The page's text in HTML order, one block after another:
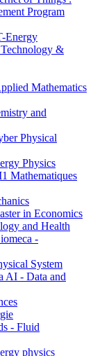
Program
Energy
&
Mathematics
and
Physical
Physics
Mathematiques
in Economics
and Health
-
System
AI - Data and
- Fluid
physics